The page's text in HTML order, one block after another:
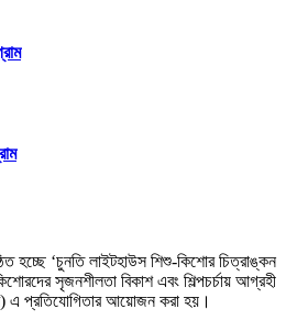
সৃজনশীলতা বিকাশ এবং শিল্পচর্চায় আগ্রহী
এ প্রতিযোগিতার আয়োজন করা হয়।